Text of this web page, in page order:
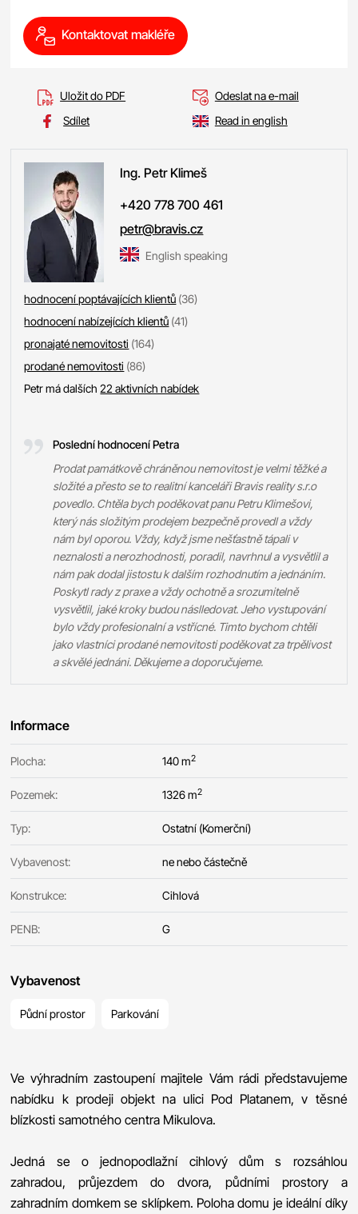
Kontaktovat makléře
Uložit do PDF
Odeslat na e-mail
Sdílet
Read in english
Ing. Petr Klimeš
+420 778 700 461
petr@bravis.cz
English speaking
hodnocení poptávajících klientů (36)
hodnocení nabízejících klientů (41)
pronajaté nemovitosti (164)
prodané nemovitosti (86)
Petr má dalších22 aktivních nabídek
Poslední hodnocení Petra
Prodat památkově chráněnou nemovitost je velmi těžké a
složité a přesto se to realitní kanceláři Bravis reality s.r.o
povedlo. Chtěla bych poděkovat panu Petru Klimešovi,
který nás složitým prodejem bezpečně provedl a vždy
nám byl oporou. Vždy, když jsme nešťastně tápali v
neznalosti a nerozhodnosti, poradil, navrhnul a vysvětlil a
nám pak dodal jistostu k dalším rozhodnutím a jednáním.
Poskytl rady z praxe a vždy ochotně a srozumitelně
vysvětlil, jaké kroky budou náslledovat. Jeho vystupování
bylo vždy profesionalní a vstřícné. Timto bychom chtěli
jako vlastníci prodané nemovitosti poděkovat za trpělivost
a skvělé jednáni. Děkujeme a doporučujeme.
Informace
Plocha: 140 m2
Pozemek: 1326 m2
Typ: Ostatní (Komerční)
Vybavenost: ne nebo částečně
Konstrukce: Cihlová
PENB: G
Vybavenost
Půdní prostor Parkování
Ve výhradním zastoupení majitele Vám rádi představujeme
nabídku k prodeji objekt na ulici Pod Platanem, v těsné
blízkosti samotného centra Mikulova.
Jedná se o jednopodlažní cihlový dům s rozsáhlou
zahradou, průjezdem do dvora, půdními prostory a
zahradním domkem se sklípkem. Poloha domu je ideální díky